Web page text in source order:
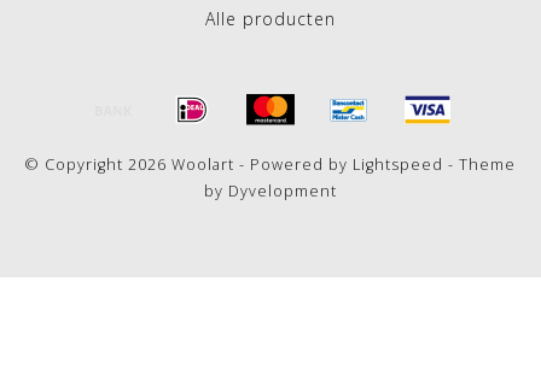
Alle producten
© Copyright 2026 Woolart - Powered by Lightspeed - Theme
by Dyvelopment